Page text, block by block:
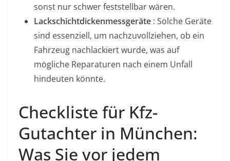
sonst nur schwer feststellbar wären.
Lackschichtdickenmessgeräte : Solche Geräte
sind essenziell, um nachzuvollziehen, ob ein
Fahrzeug nachlackiert wurde, was auf
mögliche Reparaturen nach einem Unfall
hindeuten könnte.
Checkliste für Kfz-
Gutachter in München:
Was Sie vor jedem